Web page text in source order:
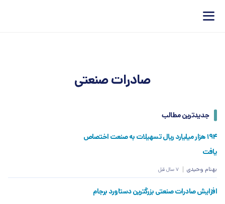
صادرات صنعتی
جدیدترین مطالب
۱۹۴ هزار میلیارد ریال تسهیلات به صنعت اختصاص
یافت
بهنام وحیدی 7 سال قبل
افزایش صادرات صنعتی بزرگترین دستاورد برجام